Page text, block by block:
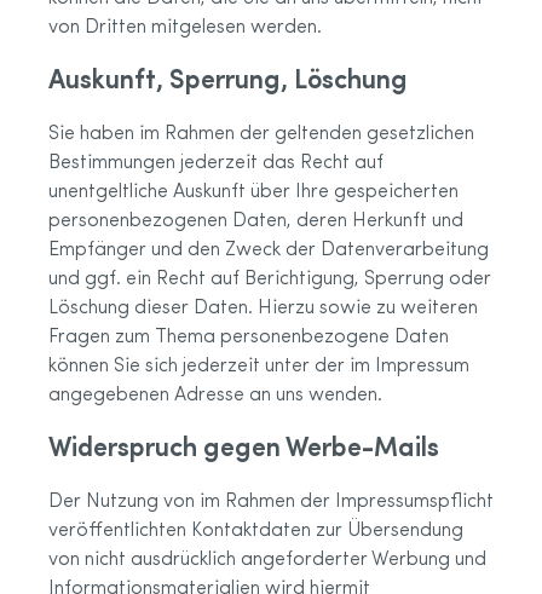
von Dritten mitgelesen werden.
Auskunft, Sperrung, Löschung
Sie haben im Rahmen der geltenden gesetzlichen
Bestimmungen jederzeit das Recht auf
unentgeltliche Auskunft über Ihre gespeicherten
personenbezogenen Daten, deren Herkunft und
Empfänger und den Zweck der Datenverarbeitung
und ggf. ein Recht auf Berichtigung, Sperrung oder
Löschung dieser Daten. Hierzu sowie zu weiteren
Fragen zum Thema personenbezogene Daten
können Sie sich jederzeit unter der im Impressum
angegebenen Adresse an uns wenden.
Widerspruch gegen Werbe-Mails
Der Nutzung von im Rahmen der Impressumspflicht
veröffentlichten Kontaktdaten zur Übersendung
von nicht ausdrücklich angeforderter Werbung und
Informationsmaterialien wird hiermit